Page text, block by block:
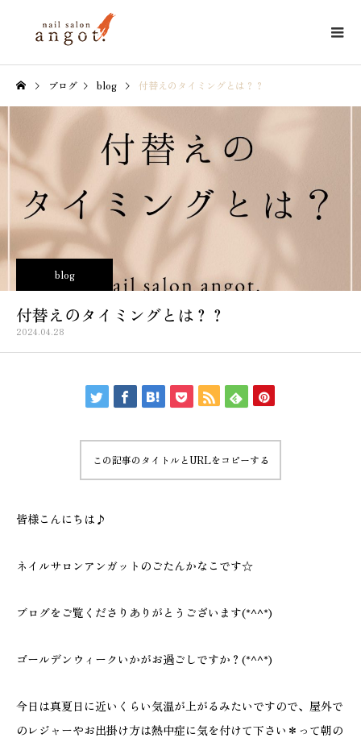
ブログ blog 付替えのタイミングとは？？
blog
付替えのタイミングとは？？
2024.04.28
この記事のタイトルとURLをコピーする
皆様こんにちは♪
ネイルサロンアンガットのごたんかなこです☆
ブログをご覧くださりありがとうございます(*^^*)
ゴールデンウィークいかがお過ごしですか？(*^^*)
今日は真夏日に近いくらい気温が上がるみたいですので、屋外で
のレジャーやお出掛け方は熱中症に気を付けて下さい＊って朝の